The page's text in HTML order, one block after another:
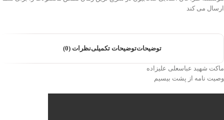
ارسال می کند
توضیحاتتوضیحات تکمیلینظرات (0)
ماکت شهید عباسعلی علیزاده
وصیت نامه از پشت بیسیم